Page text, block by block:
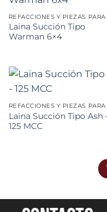
Laina Succión Tipo
Warman 6×4
Laina Succión Tipo Ash
125 MCC